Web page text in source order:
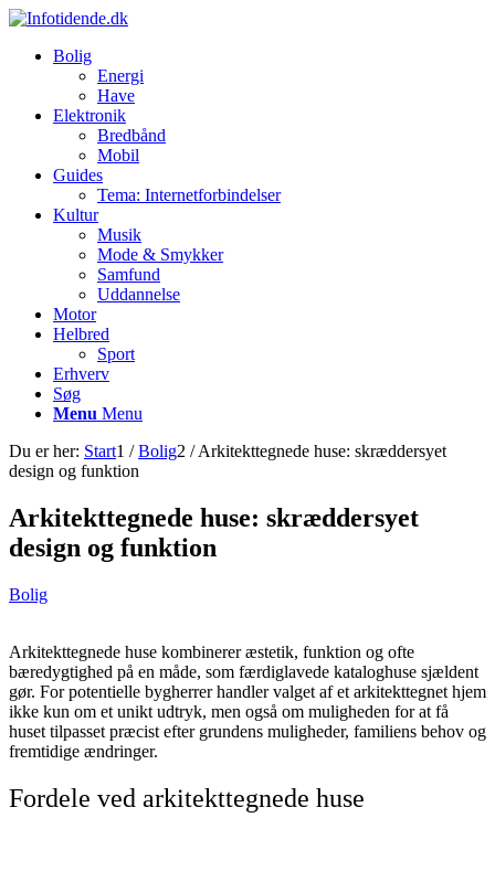
Bolig
Energi
Have
Elektronik
Bredbånd
Mobil
Guides
Tema: Internetforbindelser
Kultur
Musik
Mode & Smykker
Samfund
Uddannelse
Motor
Helbred
Sport
Erhverv
Søg
Menu Menu
Du er her: Start1 / Bolig2 / Arkitekttegnede huse: skræddersyet
design og funktion
Arkitekttegnede huse: skræddersyet
design og funktion
Bolig
Arkitekttegnede huse kombinerer æstetik, funktion og ofte
bæredygtighed på en måde, som færdiglavede kataloghuse sjældent
gør. For potentielle bygherrer handler valget af et arkitekttegnet hjem
ikke kun om et unikt udtryk, men også om muligheden for at få
huset tilpasset præcist efter grundens muligheder, familiens behov og
fremtidige ændringer.
Fordele ved arkitekttegnede huse